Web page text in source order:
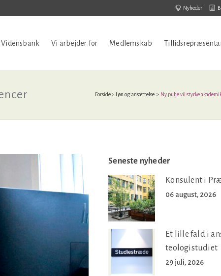
Nyheder
Vidensbank Vi arbejder for Medlemskab
Forside> Løn og ansættelse > Ny pulje vil styrke
Seneste nyheder
Konsulent i
06 august, 2026
Et lille fald i
teologistudiet
29 juli, 2026